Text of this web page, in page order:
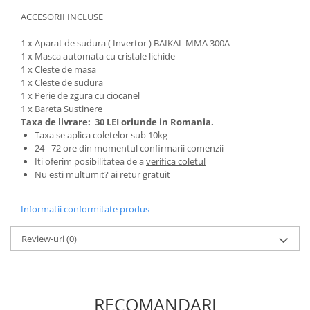
voiaj
Accesorii aragaze & butelii
Butelii
Gratare
Pirostrii si accesorii pentru gatit
Plite & aragaze
Iluminat & electrice
Prelungitoare & cabluri electrice
Coliere plastic
Conectori/doze
Corpuri de iluminat
Lumina de crestere pentru plante
ACCESORII INCLUSE
1 x Aparat de sudura ( Invertor ) BAIKAL MMA 300A
1 x Masca automata cu cristale lichide
1 x Cleste de masa
1 x Cleste de sudura
1 x Perie de zgura cu ciocanel
1 x Bareta Sustinere
Taxa de livrare: 30 LEI oriunde in Romania.
Taxa se aplica coletelor sub 10kg
24 - 72 ore din momentul confirmarii comenzii
Iti oferim posibilitatea de averifica coletul
Nu esti multumit? ai retur gratuit
Informatii conformitate produs
Review-uri(0)
RECOMANDARI